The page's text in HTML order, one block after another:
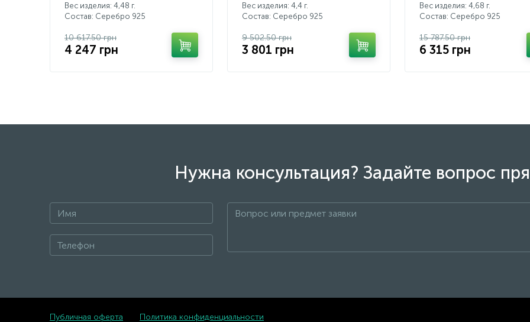
Вес изделия: 4,48 г.
Состав: Серебро 925
10 617.50 грн
4 247 грн
Вес изделия: 4,4 г.
Состав: Серебро 925
9 502.50 грн
3 801 грн
Вес изделия: 4,68 г.
Состав: Серебро 925
15 787.50 грн
6 315 грн
Нужна консультация? Задайте вопрос
Публичная оферта Политика конфиденциальности